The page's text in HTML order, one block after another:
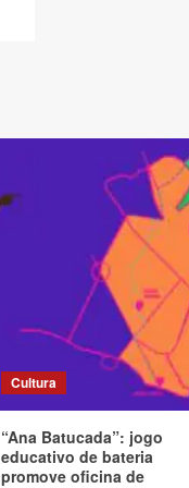
Cultura
“Ana Batucada”: jogo
educativo de bateria
promove oficina de